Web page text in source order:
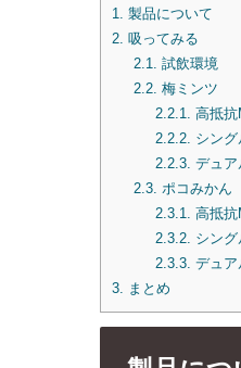
1.
製品について
2. 吸ってみる
2.1.
試飲環境
2.2. 梅ミンツ
2.2.1.
高抵
2.2.2. シン
2.2.3. デュ
2.3. ポコみかん
2.3.1.
高抵
2.3.2. シン
2.3.3. デュ
3.
まとめ